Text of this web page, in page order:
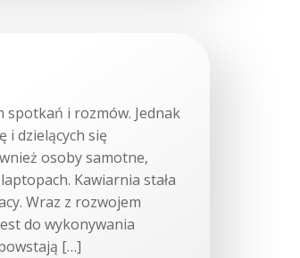
spotkań i rozmów. Jednak
i dzielących się
osoby samotne,
Kawiarnia stała
Wraz z rozwojem
do wykonywania
[…]